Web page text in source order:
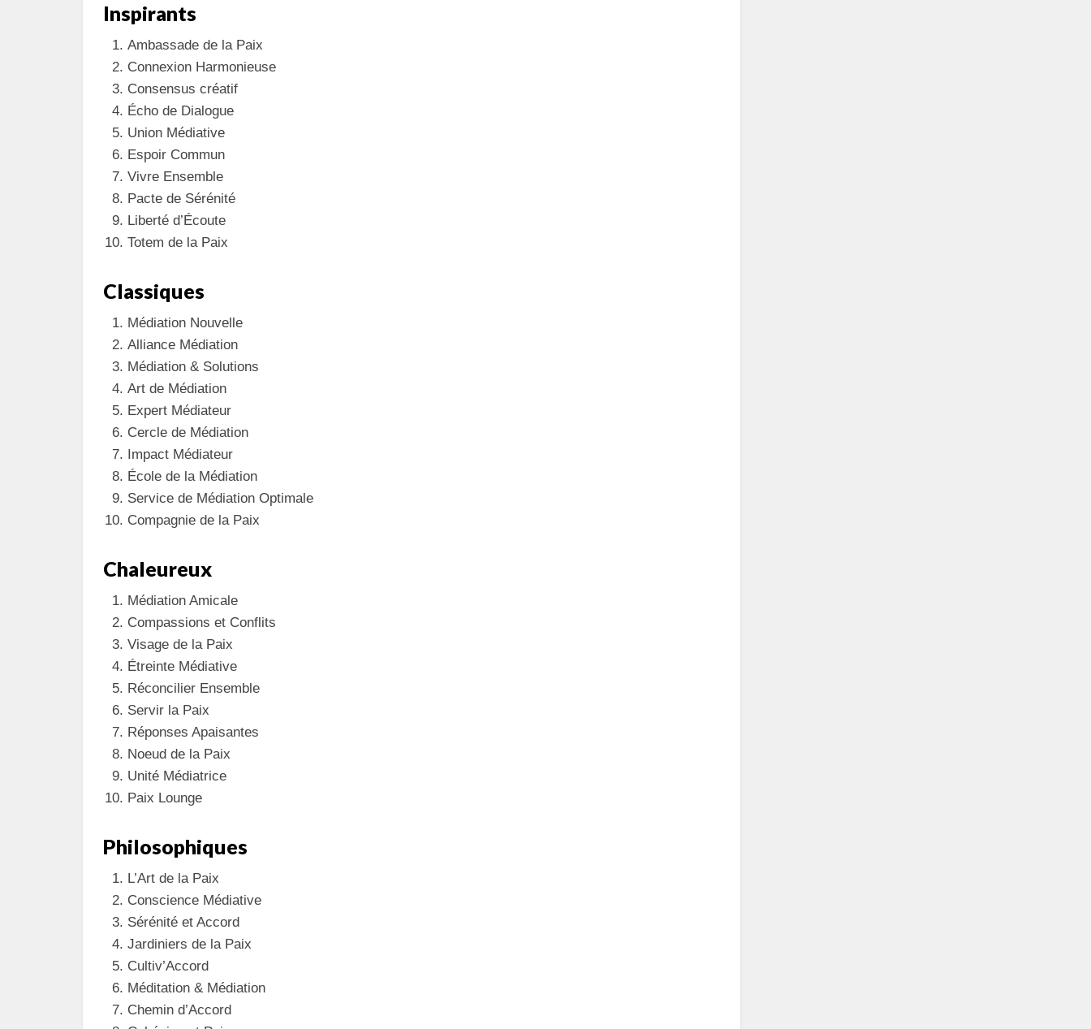
Inspirants
Ambassade de la Paix
Connexion Harmonieuse
Consensus créatif
Écho de Dialogue
Union Médiative
Espoir Commun
Vivre Ensemble
Pacte de Sérénité
Liberté d’Écoute
Totem de la Paix
Classiques
Médiation Nouvelle
Alliance Médiation
Médiation & Solutions
Art de Médiation
Expert Médiateur
Cercle de Médiation
Impact Médiateur
École de la Médiation
Service de Médiation Optimale
Compagnie de la Paix
Chaleureux
Médiation Amicale
Compassions et Conflits
Visage de la Paix
Étreinte Médiative
Réconcilier Ensemble
Servir la Paix
Réponses Apaisantes
Noeud de la Paix
Unité Médiatrice
Paix Lounge
Philosophiques
L’Art de la Paix
Conscience Médiative
Sérénité et Accord
Jardiniers de la Paix
Cultiv’Accord
Méditation & Médiation
Chemin d’Accord